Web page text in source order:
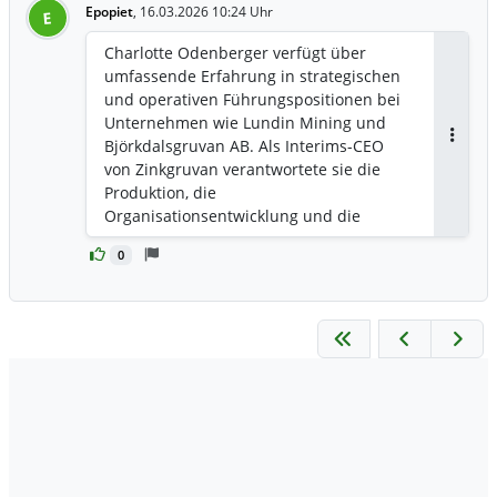
Lund und einen Executive MBA von der
Stockholm School of Economics.
E Epopiet, 16.03.2026 10:24 Uhr
0
Charlotte Odenberger verfügt über
umfassende Erfahrung in strategischen
und operativen Führungspositionen bei
Unternehmen wie Lundin Mining und
Björkdalsgruvan AB. Als Interims-CEO
von Zinkgruvan verantwortete sie die
Produktion, die
Organisationsentwicklung und die
strategische Ausrichtung des Betriebs.
Zuvor leitete sie als Werksleiterin die
und Bleikonzentraten und führte dort 95
Mitarbeiter in den Bereichen Produktion,
Verarbeitung, Instandhaltung,